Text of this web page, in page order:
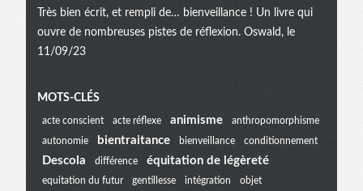
Très bien écrit, et rempli de… bienveillance ! Un livre qui
ouvre de nombreuses pistes de réflexion. Oswald, le
11/09/23
Menu
extra
MOTS-CLÉS
acte conscient acte réflexe animisme anthropomorphisme
autonomie bientraitance bienveillance conditionnement
Descola différence équitation de légèreté
equitation du futur gentillesse intégration objet